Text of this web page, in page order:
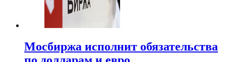
Мосбиржа исполнит обязательства